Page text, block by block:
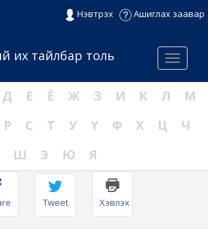
Нэвтрэх Ашиглах заавар
Menu
их тайлбар толь
Д Е Ё Ж З И К Л
М
Р С Т У Ү Ф Х Ц
Ч
Ш
Э Ю Я
Tweet Хэвлэх